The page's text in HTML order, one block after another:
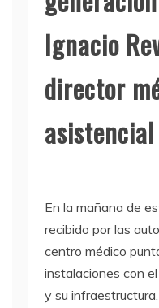
Ignacio
director
En la mañana de
recibido por las
centro médico
instalaciones con
y su